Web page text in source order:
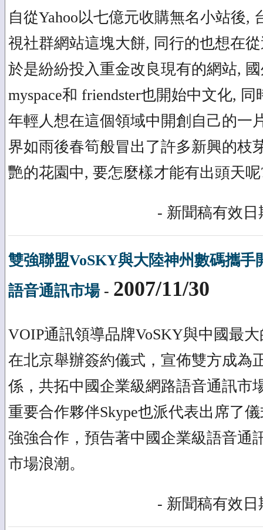
自從Yahoo以七億元收購無名小站後,
視社群網站這塊大餅, 同行的也想在
於是紛紛投入重金改良現有的網站,
myspace和 friendster也開始中文化,
年輕人想在這個領域中開創自己的一
界如雨後春筍般冒出了許多新興的枝
艷的花園中, 要怎麼樣才能有出頭天呢
- 新聞稿有效日
雙強聯盟VoSKY與大陸神州數碼攜手
語音通訊市場- 2007/11/30
VOIP通訊領導品牌VoSKY與中國最
在北京舉辦簽約儀式，宣佈雙方成為
係，共拓中國企業級網路語音通訊市
重要合作夥伴Skype也派代表出席了
強強合作，預告著中國企業級語音通
市場浪潮。
- 新聞稿有效日